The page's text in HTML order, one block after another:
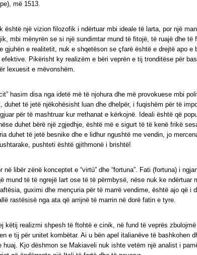
më 1513.
është një vizion filozofik i ndërtuar mbi ideale të larta, por një
mbi mënyrën se si një sundimtar mund të fitojë, të ruajë dhe të
gjuhën e realitetit, nuk e shqetëson se çfarë është e drejtë apo e
Pikërisht ky realizëm e bëri veprën e tij tronditëse për
lexuesit e mëvonshëm.
hasim disa nga idetë më të njohura dhe më provokuese mbi
duhet të jetë njëkohësisht luan dhe dhelpër, i fuqishëm për të
për të mashtruar kur rrethanat e kërkojnë. Ideali është që
duhet bërë një zgjedhje, është më e sigurt të të kenë frikë
duhet të jetë besnike dhe e lidhur ngushtë me vendin, jo
pushteti është gjithmonë i brishtë!
në libër zënë konceptet e “virtù” dhe “fortuna”. Fati (fortuna) i
mund të të ngrejë lart ose të të përmbysë, nëse nuk ke ndërtuar
aftësia, guximi dhe mençuria për të marrë vendime, është ajo që i
rastësisë nga ata që arrijnë të marrin në dorë fatin e tyre.
këtij realizmi shpesh të ftohtë e cinik, në fund të veprës
e tij për unitet kombëtar. Ai u bën apel italianëve të bashkohen
huaj. Kjo dëshmon se Makiaveli nuk ishte vetëm një analist i